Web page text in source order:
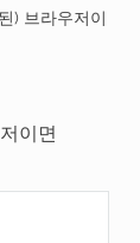
) 브라우저이
이면